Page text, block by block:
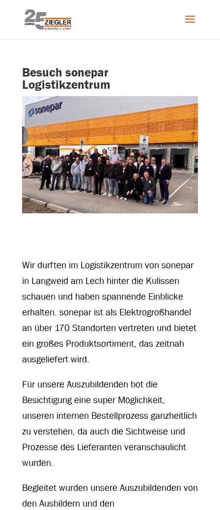
Besuch sonepar
Logistikzentrum
Wir durften im Logistikzentrum von sonepar
in Langweid am Lech hinter die Kulissen
schauen und haben spannende Einblicke
erhalten. sonepar ist als Elektrogroßhandel
an über 170 Standorten vertreten und bietet
ein großes Produktsortiment, das zeitnah
ausgeliefert wird.
Für unsere Auszubildenden bot die
Besichtigung eine super Möglichkeit,
unseren internen Bestellprozess ganzheitlich
zu verstehen, da auch die Sichtweise und
Prozesse des Lieferanten veranschaulicht
wurden.
Begleitet wurden unsere Auszubildenden von
den Ausbildern und den